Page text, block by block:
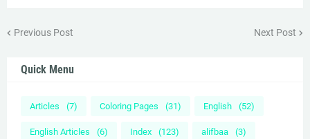
Previous Post Next Post
Quick Menu
Articles (7) Coloring Pages (31) English (52)
English Articles (6) Index (123) alifbaa (3)